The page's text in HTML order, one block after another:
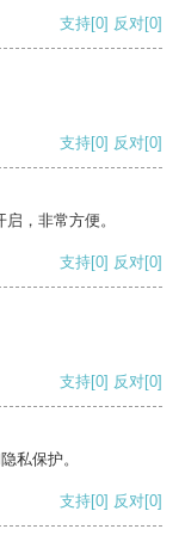
支持[0] 反对[0]
支持[0] 反对[0]
，非常方便。
支持[0] 反对[0]
支持[0] 反对[0]
私保护。
支持[0] 反对[0]